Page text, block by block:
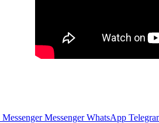
Messenger Messenger WhatsApp